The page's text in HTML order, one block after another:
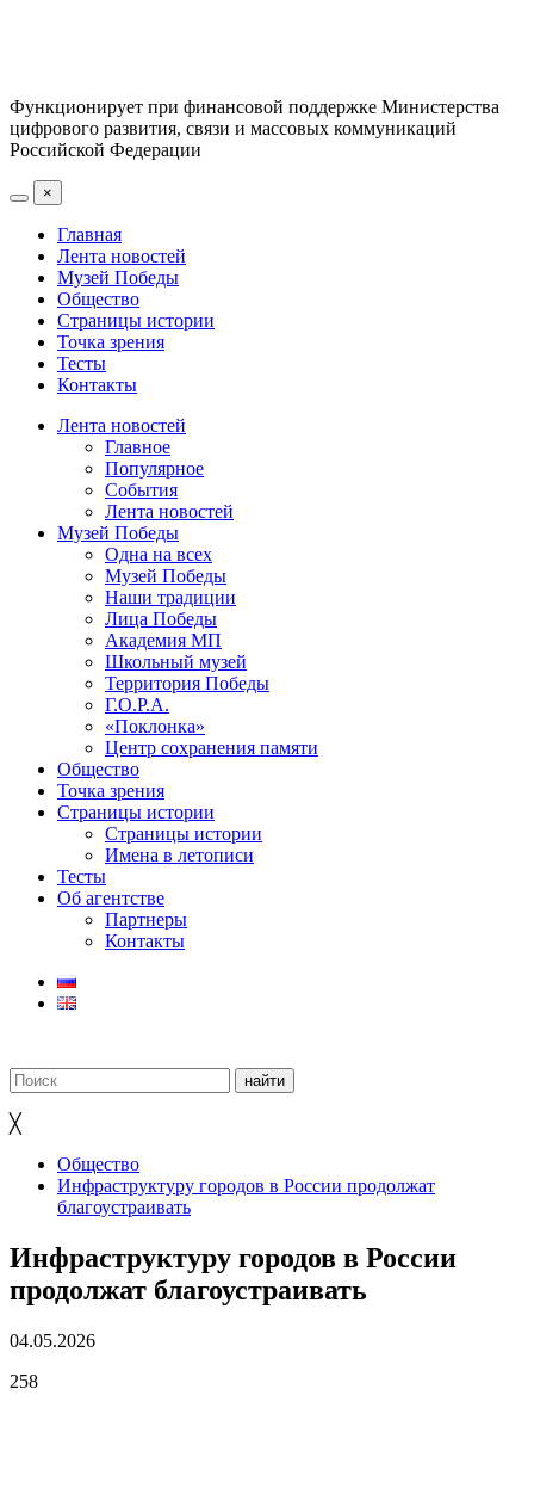
Функционирует при финансовой поддержке Министерства
цифрового развития, связи и массовых коммуникаций
Российской Федерации
×
Главная
Лента новостей
Музей Победы
Общество
Страницы истории
Точка зрения
Тесты
Контакты
Лента новостей
Главное
Популярное
События
Лента новостей
Музей Победы
Одна на всех
Музей Победы
Наши традиции
Лица Победы
Академия МП
Школьный музей
Территория Победы
Г.О.Р.А.
«Поклонка»
Центр сохранения памяти
Общество
Точка зрения
Страницы истории
Страницы истории
Имена в летописи
Тесты
Об агентстве
Партнеры
Контакты
╳
Общество
Инфраструктуру городов в России продолжат
благоустраивать
Инфраструктуру городов в России
продолжат благоустраивать
04.05.2026
258